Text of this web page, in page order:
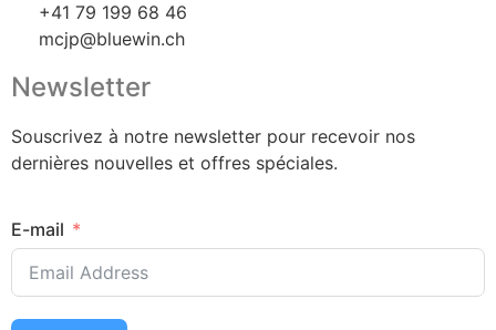
+41 79 199 68 46
mcjp@bluewin.ch
Newsletter
Souscrivez à notre newsletter pour recevoir nos
dernières nouvelles et offres spéciales.
E-mail